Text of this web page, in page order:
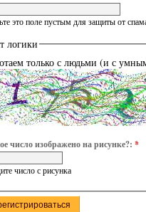
это поле пустым для защиты от
логики
только с людьми (и с
число изображено на рисунке?: *
число с рисунка